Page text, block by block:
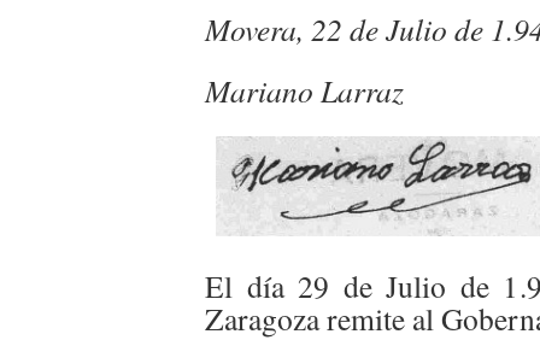
Movera, 22 de Julio de
Mariano Larraz
El día 29 de Julio de
Zaragoza remite al